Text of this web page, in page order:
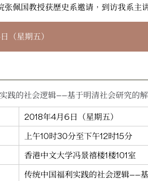
张佩国教授获歷史系邀请，到访我系主
（星期五）
践的社会逻辑——基于明清社会研究的
2018年4月6日（星期五）
上午10时30分至下午12时15分
香港中文大学冯景禧楼1楼101室
传统中国福利实践的社会逻辑——